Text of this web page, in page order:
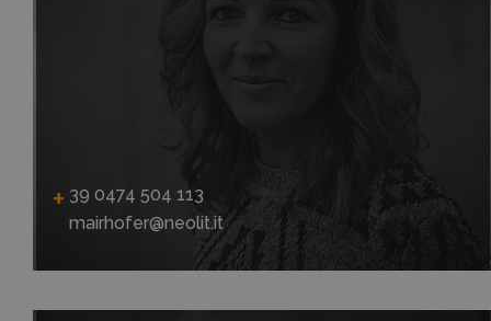
39 0474 504 113
mairhofer@neolit.it